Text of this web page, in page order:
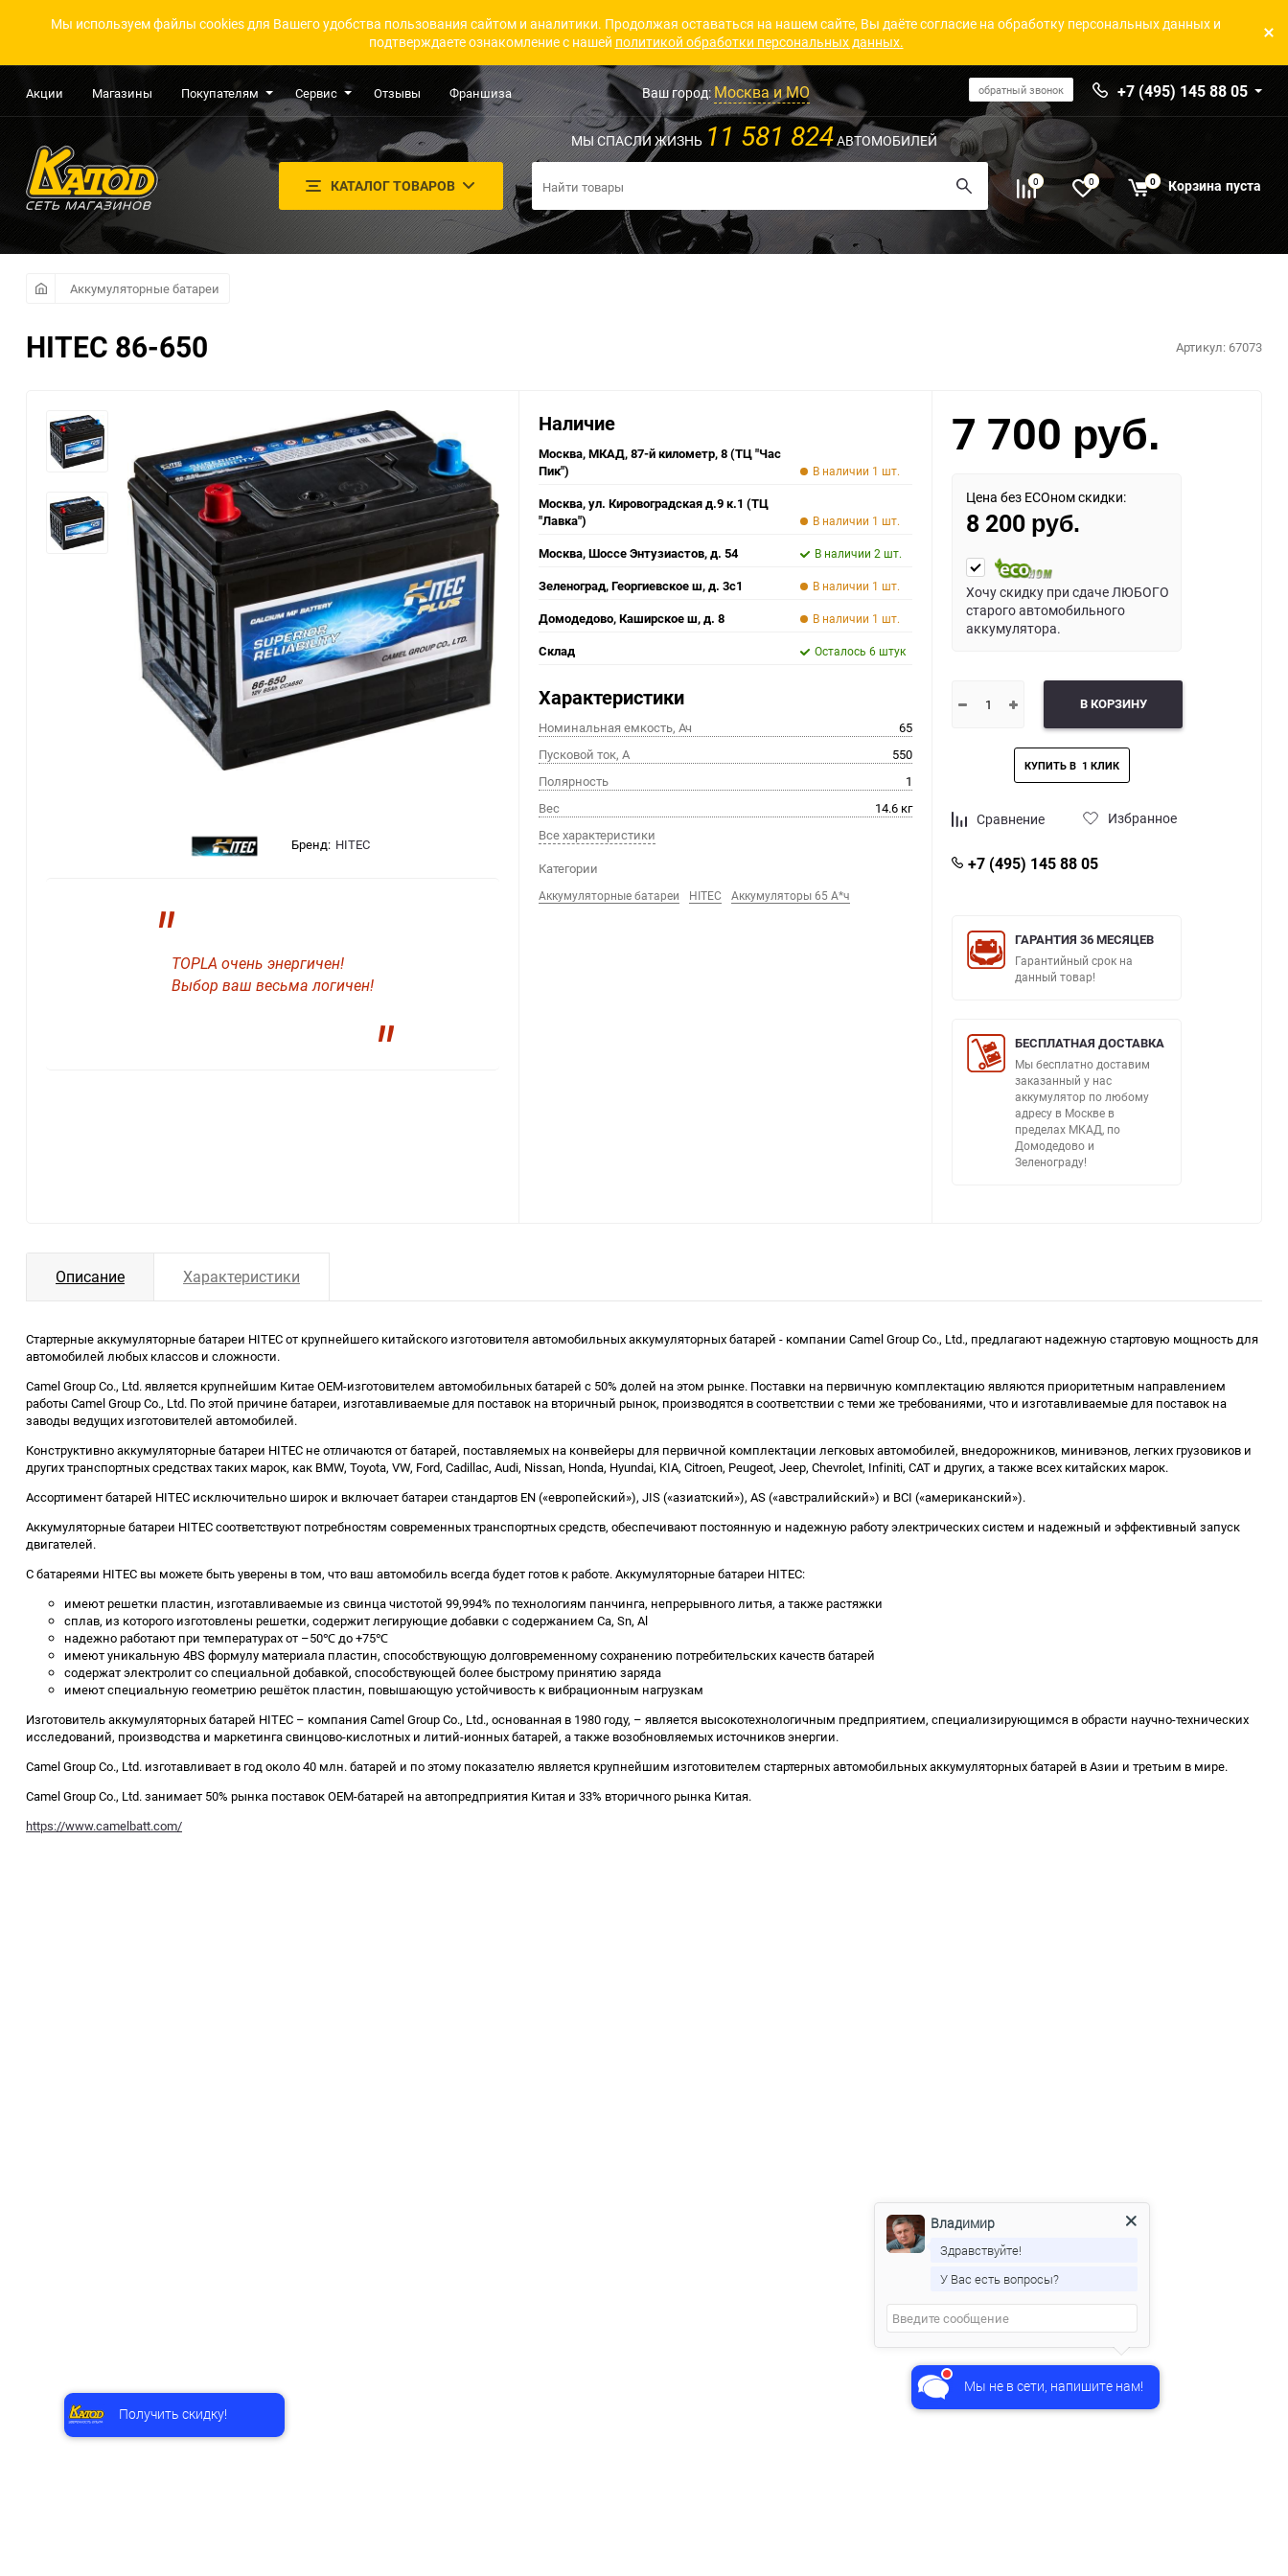
Мы используем файлы cookies для Вашего удобства пользования сайтом и аналитики. Продолжая оставаться на нашем сайте, Вы даёте согласие на обработку персональных данных и
подтверждаете ознакомление с нашей политикой обработки персональных данных.
Акции Магазины Покупателям Сервис Отзывы Франшиза Ваш город:Москва и МО обратный звонок +7 (495) 145 88 05
КАТАЛОГ ТОВАРОВ
МЫ СПАСЛИ ЖИЗНЬ 11 581 824АВТОМОБИЛЕЙ
0 0 0 Корзина пуста
Аккумуляторные батареи
HITEC 86-650 Артикул: 67073
Бренд: HITEC
"TOPLA очень энергичен!
Выбор ваш весьма логичен!
"
Наличие
Москва, МКАД, 87-й километр, 8 (ТЦ "Час
Пик")
В наличии 1 шт.
Москва, ул. Кировоградская д.9 к.1 (ТЦ
"Лавка")
В наличии 1 шт.
Москва, Шоссе Энтузиастов, д. 54 В наличии 2 шт.
Зеленоград, Георгиевское ш, д. 3с1 В наличии 1 шт.
Домодедово, Каширское ш, д. 8 В наличии 1 шт.
Склад Осталось 6 штук
Характеристики
Номинальная емкость, Ач
65
Пусковой ток, A
550
Полярность
1
Вес
14.6 кг
Все характеристики
Категории
Аккумуляторные батареи HITEC Аккумуляторы 65 А*ч
7 700 руб.
Цена без ECOном скидки:
8 200 руб.
Хочу скидку при сдаче ЛЮБОГО
старого автомобильного
аккумулятора.
В КОРЗИНУ
Сравнение Избранное
+7 (495) 145 88 05
ГАРАНТИЯ 36 МЕСЯЦЕВ
Гарантийный срок на
данный товар!
БЕСПЛАТНАЯ ДОСТАВКА
Мы бесплатно доставим
заказанный у нас
аккумулятор по любому
адресу в Москве в
пределах МКАД, по
Домодедово и
Зеленограду!
Описание Характеристики
Стартерные аккумуляторные батареи HITEC от крупнейшего китайского изготовителя автомобильных аккумуляторных батарей - компании Camel Group Co., Ltd., предлагают надежную стартовую мощность для
автомобилей любых классов и сложности.
Camel Group Co., Ltd. является крупнейшим Китае OEM-изготовителем автомобильных батарей с 50% долей на этом рынке. Поставки на первичную комплектацию являются приоритетным направлением
работы Camel Group Co., Ltd. По этой причине батареи, изготавливаемые для поставок на вторичный рынок, производятся в соответствии с теми же требованиями, что и изготавливаемые для поставок на
заводы ведущих изготовителей автомобилей.
Конструктивно аккумуляторные батареи HITEC не отличаются от батарей, поставляемых на конвейеры для первичной комплектации легковых автомобилей, внедорожников, минивэнов, легких грузовиков и
других транспортных средствах таких марок, как BMW, Toyota, VW, Ford, Cadillac, Audi, Nissan, Honda, Hyundai, KIA, Citroen, Peugeot, Jeep, Chevrolet, Infiniti, CAT и других, а также всех китайских марок.
Ассортимент батарей HITEC исключительно широк и включает батареи стандартов EN («европейский»), JIS («азиатский»), AS («австралийский») и BCI («американский»).
Аккумуляторные батареи HITEC соответствуют потребностям современных транспортных средств, обеспечивают постоянную и надежную работу электрических систем и надежный и эффективный запуск
двигателей.
С батареями HITEC вы можете быть уверены в том, что ваш автомобиль всегда будет готов к работе. Аккумуляторные батареи HITEC:
имеют решетки пластин, изготавливаемые из свинца чистотой 99,994% по технологиям панчинга, непрерывного литья, а также растяжки
сплав, из которого изготовлены решетки, содержит легирующие добавки с содержанием Ca, Sn, Al
надежно работают при температурах от –50℃ до +75℃
имеют уникальную 4BS формулу материала пластин, способствующую долговременному сохранению потребительских качеств батарей
содержат электролит co специальной добавкой, способствующей более быстрому принятию заряда
имеют специальную геометрию решёток пластин, повышающую устойчивость к вибрационным нагрузкам
Изготовитель аккумуляторных батарей HITEC – компания Camel Group Co., Ltd., основанная в 1980 году, – является высокотехнологичным предприятием, специализирующимся в обрасти научно-технических
исследований, производства и маркетинга свинцово-кислотных и литий-ионных батарей, а также возобновляемых источников энергии.
Camel Group Co., Ltd. изготавливает в год около 40 млн. батарей и по этому показателю является крупнейшим изготовителем стартерных автомобильных аккумуляторных батарей в Азии и третьим в мире.
Camel Group Co., Ltd. занимает 50% рынка поставок OEM-батарей на автопредприятия Китая и 33% вторичного рынка Китая.
https://www.camelbatt.com/
Получить скидку!
Мы не в сети, напишите нам!
Владимир
Здравствуйте!
У Вас есть вопросы?
Владимирпечатает...